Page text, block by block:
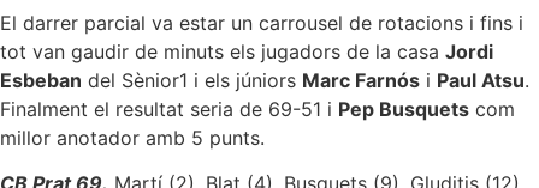
El darrer parcial va estar un carrousel de rotacions i fins i
tot van gaudir de minuts els jugadors de la casa Jordi
Esbeban del Sènior1 i els júniors Marc Farnós i Paul Atsu.
Finalment el resultat seria de 69-51 i Pep Busquets com
millor anotador amb 5 punts.